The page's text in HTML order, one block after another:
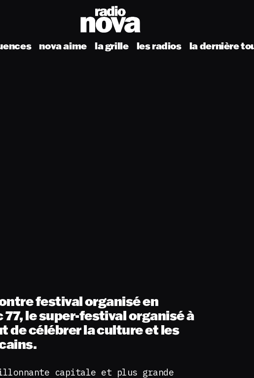
nova aime la grille les radios la dernière
festival organisé en
77, le super-festival organisé à
de célébrer la culture et les
capitale et plus grande